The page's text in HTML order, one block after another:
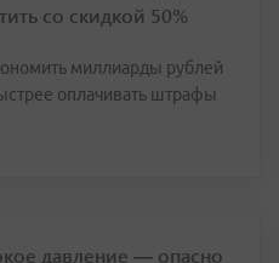
со скидкой 50%
миллиарды рублей
оплачивать штрафы
давление — опасно